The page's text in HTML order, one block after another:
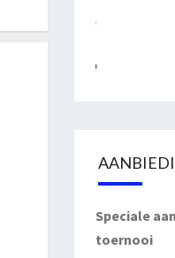
Speciale
toernooi